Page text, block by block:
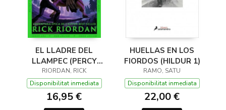
EL LLADRE DEL
LLAMPEC (PERCY
JACKSON I ELS DÉUS
DE L'OLIMP 1)
RIORDAN, RICK
Disponibilitat inmediata
16,95 €
HUELLAS EN LOS
FIORDOS (HILDUR 1)
RAMO, SATU
Disponibilitat inmediata
22,00 €